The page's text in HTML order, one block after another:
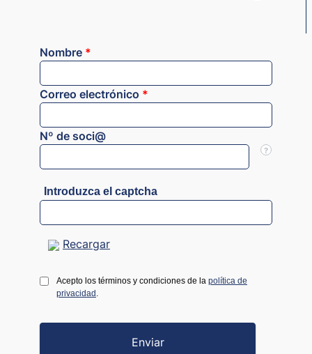
Nombre *
Correo electrónico *
Nº de soci@
?
Introduzca el captcha
Recargar
Acepto los términos y condiciones de la política de
privacidad .